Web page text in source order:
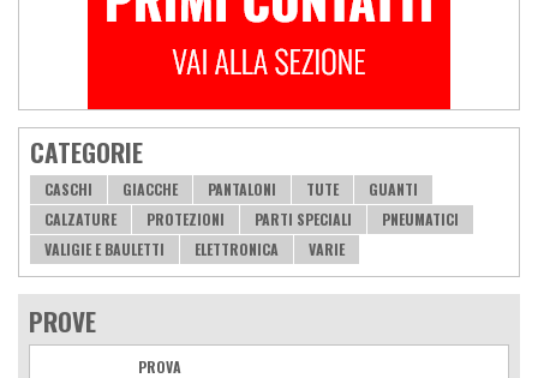
CATEGORIE
CASCHI GIACCHE PANTALONI TUTE
GUANTI
CALZATURE
PROTEZIONI PARTI SPECIALI
PNEUMATICI
VALIGIE E BAULETTI
ELETTRONICA VARIE
PROVE
PROVA